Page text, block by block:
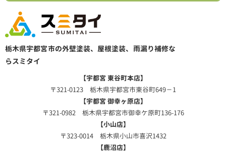
栃木県宇都宮市の外壁塗装、屋根塗装、雨漏り補修な
らスミタイ
【宇都宮 東谷町本店】
〒321-0123 栃木県宇都宮市東谷町649－1
【宇都宮 御幸ヶ原店】
〒321-0982 栃木県宇都宮市御幸ケ原町136-176
【小山店】
〒323-0014 栃木県小山市喜沢1432
【鹿沼店】